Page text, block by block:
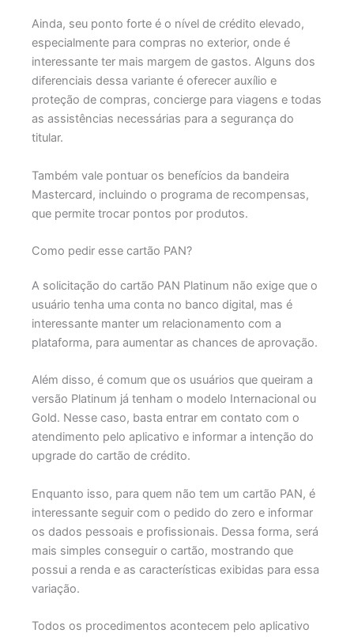
Ainda, seu ponto forte é o nível de crédito elevado,
especialmente para compras no exterior, onde é
interessante ter mais margem de gastos. Alguns dos
diferenciais dessa variante é oferecer auxílio e
proteção de compras, concierge para viagens e todas
as assistências necessárias para a segurança do
titular.
Também vale pontuar os benefícios da bandeira
Mastercard, incluindo o programa de recompensas,
que permite trocar pontos por produtos.
Como pedir esse cartão PAN?
A solicitação do cartão PAN Platinum não exige que o
usuário tenha uma conta no banco digital, mas é
interessante manter um relacionamento com a
plataforma, para aumentar as chances de aprovação.
Além disso, é comum que os usuários que queiram a
versão Platinum já tenham o modelo Internacional ou
Gold. Nesse caso, basta entrar em contato com o
atendimento pelo aplicativo e informar a intenção do
upgrade do cartão de crédito.
Enquanto isso, para quem não tem um cartão PAN, é
interessante seguir com o pedido do zero e informar
os dados pessoais e profissionais. Dessa forma, será
mais simples conseguir o cartão, mostrando que
possui a renda e as características exibidas para essa
variação.
Todos os procedimentos acontecem pelo aplicativo